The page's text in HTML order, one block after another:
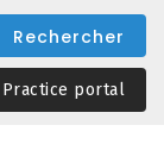
Practice portal